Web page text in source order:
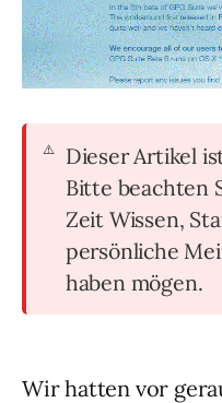
Dieser Artikel
Bitte beachten
Zeit Wissen,
persönliche
haben mögen.
Wir hatten vor